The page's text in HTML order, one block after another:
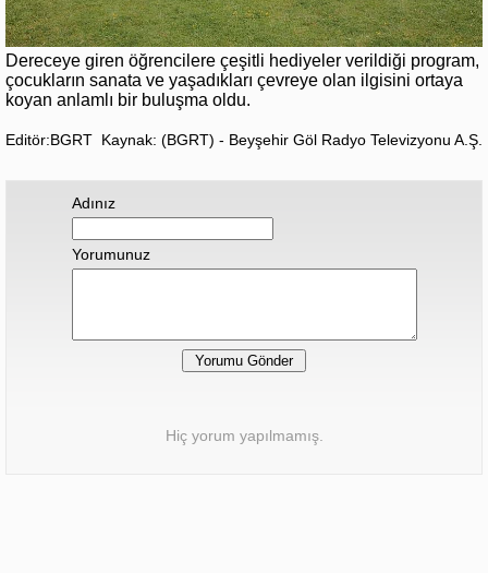
Dereceye giren öğrencilere çeşitli hediyeler verildiği program,
çocukların sanata ve yaşadıkları çevreye olan ilgisini ortaya
koyan anlamlı bir buluşma oldu.
Editör:BGRT Kaynak: (BGRT) - Beyşehir Göl Radyo Televizyonu A.Ş.
Adınız
Yorumunuz
Hiç yorum yapılmamış.